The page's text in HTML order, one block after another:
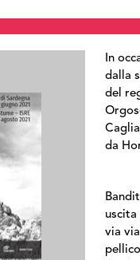
In
dalla
del
da
via